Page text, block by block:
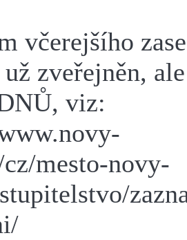
včerejšího
zveřejněn,
viz:
mesto-novy-